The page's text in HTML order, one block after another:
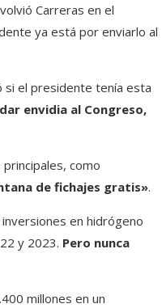
Carreras en el
ya está por enviarlo al
si el presidente tenía esta
envidia al Congreso,
como
de fichajes gratis».
en hidrógeno
y 2023. Pero nunca
millones en un